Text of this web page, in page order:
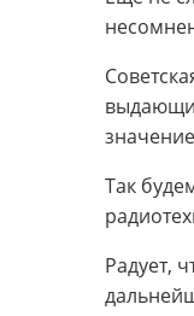
Так
Радует,